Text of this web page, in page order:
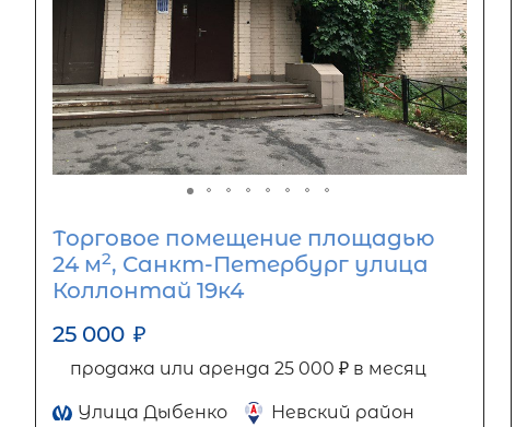
Торговое помещение площадью
24 м2, Санкт-Петербург улица
Коллонтай 19к4
25 000 ₽
продажа или аренда 25 000 ₽ в месяц
Улица Дыбенко Невский район